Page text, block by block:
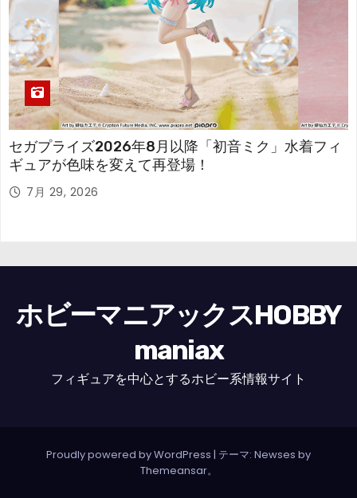
セガプライズ2026年8月以降「初音ミク」水着フィ
ギュアが色味を変えて再登場！
7月 29, 2026
ホビーマニアックスHOBBY
maniax
フィギュアを中心とするホビー系情報サイト
Proudly powered by WordPress | テーマ: Newses by
Themeansar。